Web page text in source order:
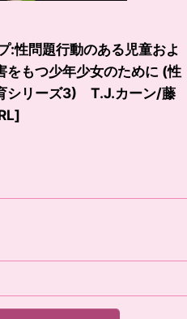
:性問題行動のある児童およ
をもつ少年少女のために (性
シリーズ3) T.J.カーン/藤
]